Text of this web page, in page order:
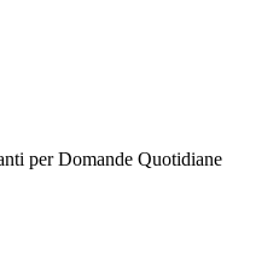
per Domande Quotidiane